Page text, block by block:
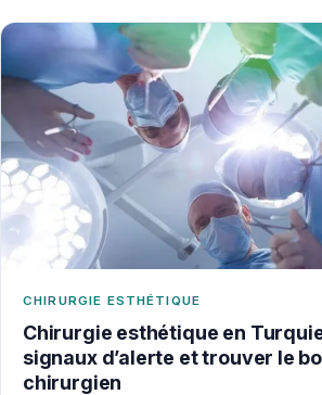
CHIRURGIE ESTHÉTIQUE
Chirurgie esthétique en
signaux d’alerte et trouver le
chirurgien